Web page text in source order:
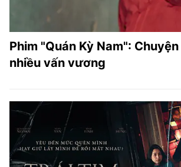
Phim "Quán Kỳ Nam":
nhiều vấn vương